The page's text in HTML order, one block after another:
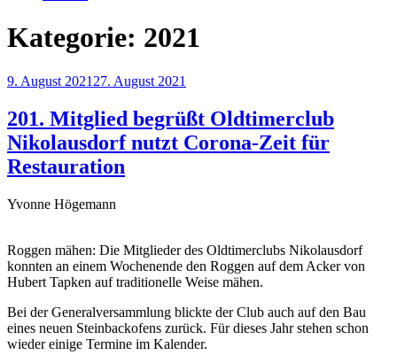
Kategorie: 2021
Veröffentlicht
9. August 2021 27. August 2021
201. Mitglied begrüßt Oldtimerclub
Nikolausdorf nutzt Corona-Zeit für
Restauration
Yvonne Högemann
Roggen mähen: Die Mitglieder des Oldtimerclubs Nikolausdorf
konnten an einem Wochenende den Roggen auf dem Acker von
Hubert Tapken auf traditionelle Weise mähen.
Bei der Generalversammlung blickte der Club auch auf den Bau
eines neuen Steinbackofens zurück. Für dieses Jahr stehen schon
wieder einige Termine im Kalender.